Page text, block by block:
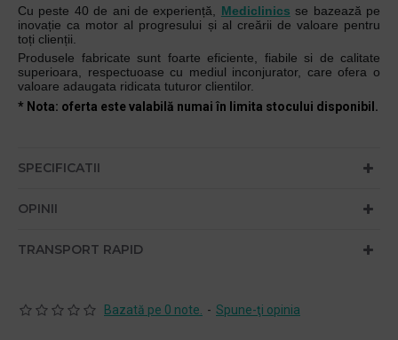
Cu peste 40 de ani de experiență, Mediclinics se bazează pe
inovație ca motor al progresului și al creării de valoare pentru
toți clienții.
Produsele fabricate sunt foarte eficiente, fiabile si de calitate
superioara, respectuoase cu mediul inconjurator, care ofera o
valoare adaugata ridicata tuturor clientilor.
* Nota: oferta este valabilă numai în limita stocului disponibil.
SPECIFICATII
OPINII
TRANSPORT RAPID
Bazată pe 0 note. - Spune-ţi opinia